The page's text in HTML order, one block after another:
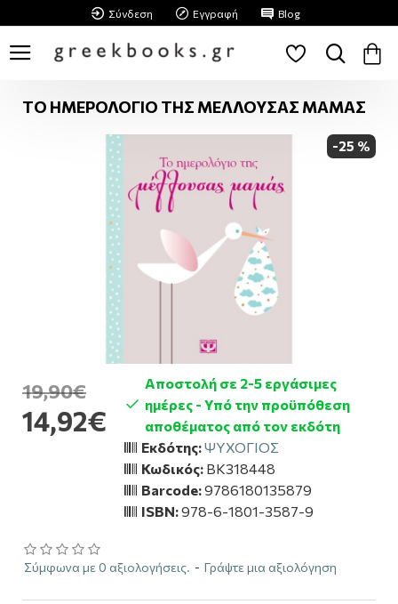
Σύνδεση Εγγραφή Blog
ΤΟ ΗΜΕΡΟΛΟΓΙΟ ΤΗΣ ΜΕΛΛΟΥΣΑΣ ΜΑΜΑΣ
-25 %
Σύμφωνα με 0 αξιολογήσεις. - Γράψτε μια αξιολόγηση
14,92€
19,90€
Αποστολή σε 2-5 εργάσιμες
ημέρες - Υπό την προϋπόθεση
αποθέματος από τον εκδότη
Εκδότης:ΨΥΧΟΓΙΟΣ
Κωδικός: BK318448
Barcode:9786180135879
ISBN:978-6-1801-3587-9